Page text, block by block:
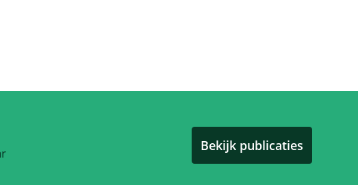
Bekijk publicaties